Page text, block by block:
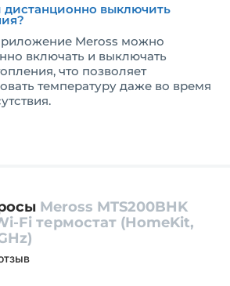
выключить
Meross можно
включать и выключать
что позволяет
температуру даже во время
Meross MTS200BHK
Fi термостат (HomeKit,